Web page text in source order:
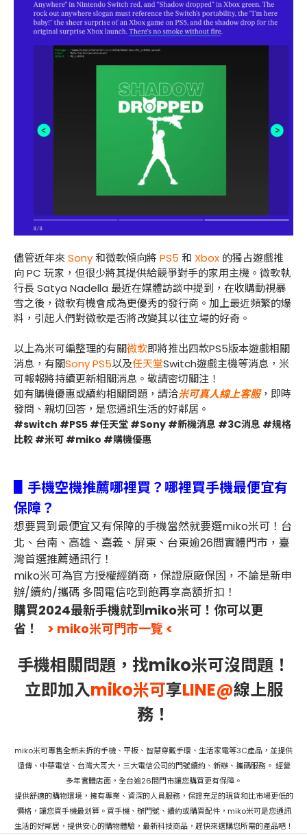
儘管近年來Sony和微軟傾向將 PS5 和 Xbox 的獨占遊戲推
向PC 玩家，但很少將其提供給競爭對手的家用主機。微軟執
行長 Satya Nadella 最近在媒體訪談中提到，在收購動視暴
雪之後，微軟有機會成為更優秀的發行商。加上最近頻繁的爆
料，引起人們對微軟是否將改變其以往立場的好奇。
以上為米可編整理的有關微軟即將推出四款PS5版本遊戲相關
消息，有關Sony PS5以及任天堂Switch遊戲主機等消息，米
可報報將持續更新相關消息。敬請密切關注！
如有購機優惠或續約相關問題，請洽米可真人線上客服，即時
發問、親切回答，是您通訊生活的好鄰居。
#switch #PS5 #任天堂 #Sony #新機消息 #3C消息 #規格
比較 #米可 #miko #購機優惠
▋手機空機推薦哪裡買？哪裡買手機最便宜有
保障？
想要買到最便宜又有保障的手機當然就要選miko米可！台
北、台南、高雄、嘉義、屏東、台東逾26間實體門市，臺
灣首選推薦通訊行！
miko米可為官方授權經銷商，保證原廠保固，不論是新申
辦/續約/攜碼 多間電信吃到飽再享高額折扣！
購買2024最新手機就到miko米可！你可以更
省！
> miko米可門市一覽 <
手機相關問題，找miko米可沒問題！
立即加入miko米可享LINE@線上服
務！
miko米可專售全新未拆的手機、平板、智慧穿戴手環、生活家電等3C產品，並提供
遠傳、中華電信、台灣大哥大，三大電信公司的門號續約、新辦、攜碼服務。 經營
多年實體店面，全台逾26間門市讓您購買更有保障。
提供舒適的購物環境，擁有專業、資深的人員服務，保證充足的現貨和比市場更低的
價格，讓您買手機最划算。買手機、辦門號、續約或購買配件，miko米可是您通訊
生活的好鄰居，提供安心的購物體驗，最新科技商品，趕快來選購您所需的產品吧！